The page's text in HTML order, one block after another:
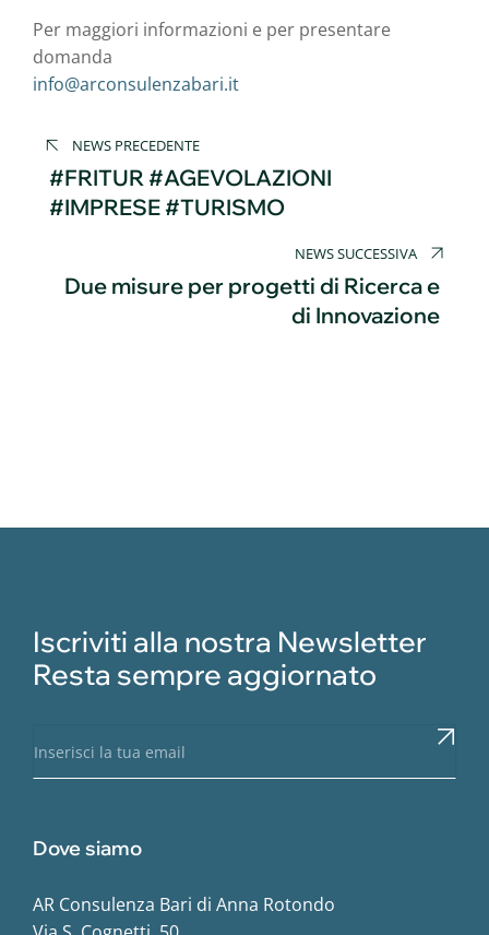
Per maggiori informazioni e per presentare
domanda
info@arconsulenzabari.it
Navigazione
articoli
NEWS PRECEDENTE
#FRITUR #AGEVOLAZIONI
#IMPRESE #TURISMO
NEWS SUCCESSIVA
Due misure per progetti di Ricerca e
di Innovazione
Iscriviti alla nostra Newsletter
Resta sempre aggiornato
Dove siamo
AR Consulenza Bari di Anna Rotondo